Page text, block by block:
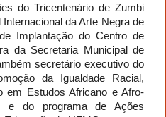
do Tricentenário de Zumbi
da Arte Negra de
Implantação do Centro de
da Secretaria Municipal de
secretário executivo do
da Igualdade Racial,
em Estudos Africano e Afro-
e do programa de Ações